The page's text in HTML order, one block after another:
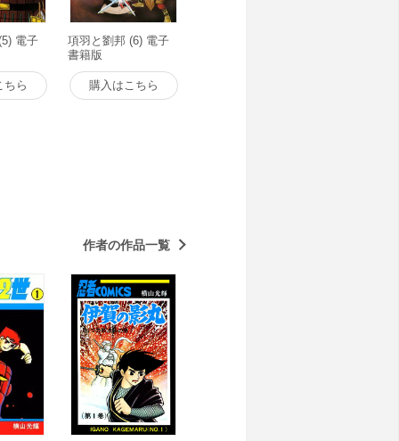
電子
ちら
項羽と劉邦 (6) 電子
書籍版
購入はこちら
作者の作品一覧